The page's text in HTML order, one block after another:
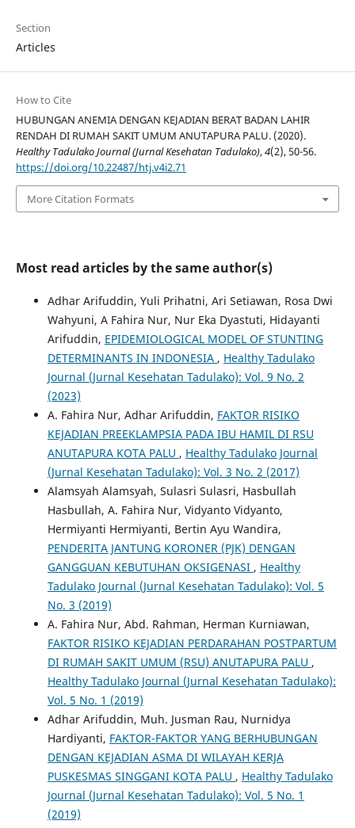
Section
Articles
How to Cite
HUBUNGAN ANEMIA DENGAN KEJADIAN BERAT BADAN LAHIR
RENDAH DI RUMAH SAKIT UMUM ANUTAPURA PALU. (2020).
Healthy Tadulako Journal (Jurnal Kesehatan Tadulako),4(2), 50-56.
https://doi.org/10.22487/htj.v4i2.71
More Citation Formats
Most read articles by the same author(s)
Adhar Arifuddin, Yuli Prihatni, Ari Setiawan, Rosa Dwi
Wahyuni, A Fahira Nur, Nur Eka Dyastuti, Hidayanti
Arifuddin, EPIDEMIOLOGICAL MODEL OF STUNTING
DETERMINANTS IN INDONESIA , Healthy Tadulako
Journal (Jurnal Kesehatan Tadulako): Vol. 9 No. 2
(2023)
A. Fahira Nur, Adhar Arifuddin, FAKTOR RISIKO
KEJADIAN PREEKLAMPSIA PADA IBU HAMIL DI RSU
ANUTAPURA KOTA PALU , Healthy Tadulako Journal
(Jurnal Kesehatan Tadulako): Vol. 3 No. 2 (2017)
Alamsyah Alamsyah, Sulasri Sulasri, Hasbullah
Hasbullah, A. Fahira Nur, Vidyanto Vidyanto,
Hermiyanti Hermiyanti, Bertin Ayu Wandira,
PENDERITA JANTUNG KORONER (PJK) DENGAN
GANGGUAN KEBUTUHAN OKSIGENASI , Healthy
Tadulako Journal (Jurnal Kesehatan Tadulako): Vol. 5
No. 3 (2019)
A. Fahira Nur, Abd. Rahman, Herman Kurniawan,
FAKTOR RISIKO KEJADIAN PERDARAHAN POSTPARTUM
DI RUMAH SAKIT UMUM (RSU) ANUTAPURA PALU ,
Healthy Tadulako Journal (Jurnal Kesehatan Tadulako):
Vol. 5 No. 1 (2019)
Adhar Arifuddin, Muh. Jusman Rau, Nurnidya
Hardiyanti, FAKTOR-FAKTOR YANG BERHUBUNGAN
DENGAN KEJADIAN ASMA DI WILAYAH KERJA
PUSKESMAS SINGGANI KOTA PALU , Healthy Tadulako
Journal (Jurnal Kesehatan Tadulako): Vol. 5 No. 1
(2019)